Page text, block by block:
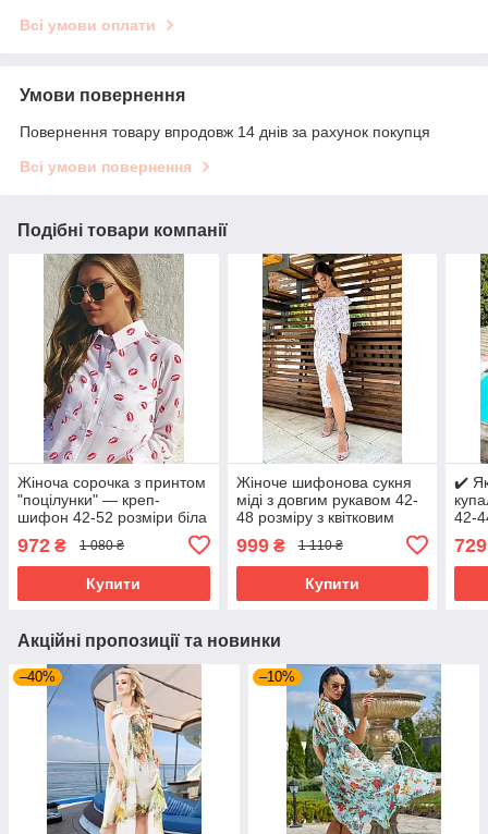
Всі умови оплати
Умови повернення
Повернення товару впродовж 14 днів за рахунок покупця
Всі умови повернення
Подібні товари компанії
Жіноча сорочка з принтом
"поцілунки" — креп-
шифон 42-52 розміри біла
972 ₴ 1 080 ₴
Купити
Жіноче шифонова сукня
міді з довгим рукавом 42-
48 розміру з квітковим
забарвлення
999₴ 1 110 ₴
Купити
✔️
42-
729
Акційні пропозиції та новинки
–40% –10%